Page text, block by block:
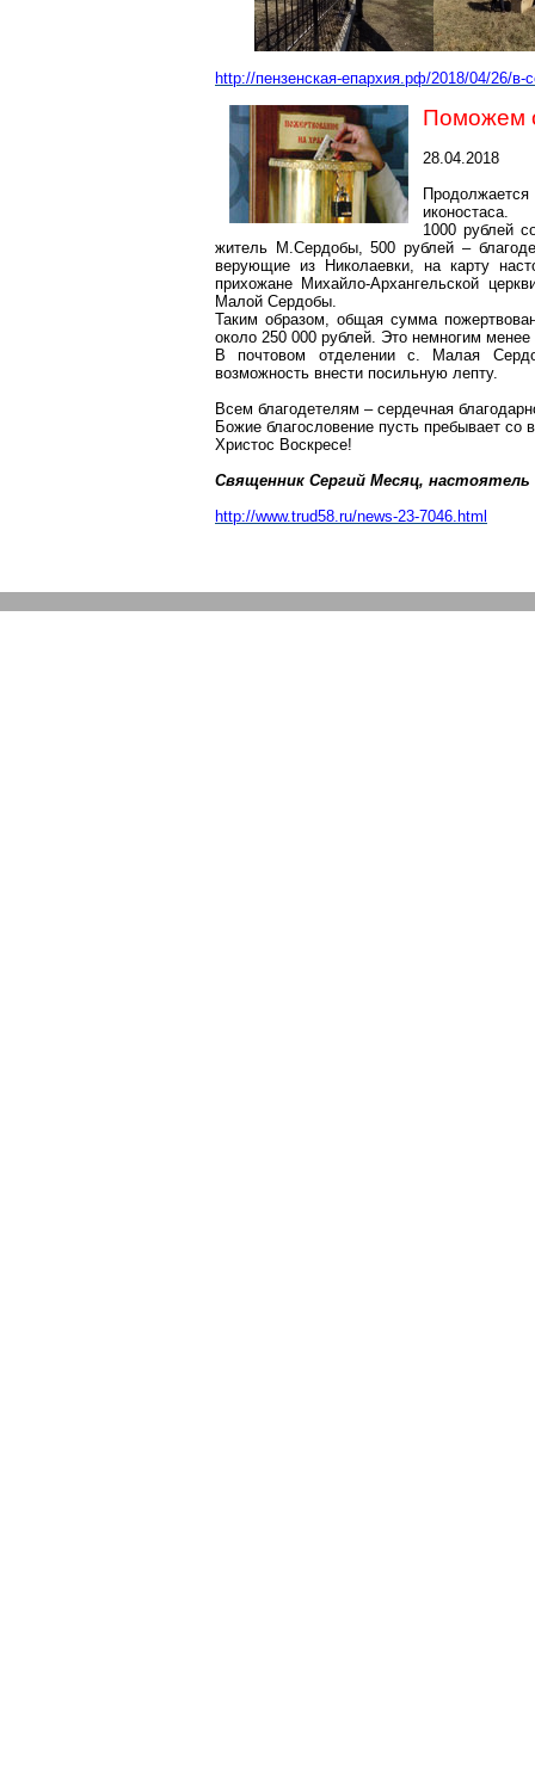
http://пензенская-епархия.рф/2018/04/26/
Поможем
28.04.2018
иконостаса.
1000 рублей
житель М.Сердобы, 500 рублей –
верующие из
Николаевки, на карту
прихожане Михайло-Архангельской
Малой Сердобы.
Таким образом, общая сумма
около 250 000 рублей. Это немногим
В почтовом отделении с. Малая
возможность внести посильную лепту.
Всем благодетелям – сердечная
Божие благословение пусть пребывает со
Христос Воскресе!
Священник Сергий Месяц, настоятель
http://www.trud58.ru/news-23-7046.html